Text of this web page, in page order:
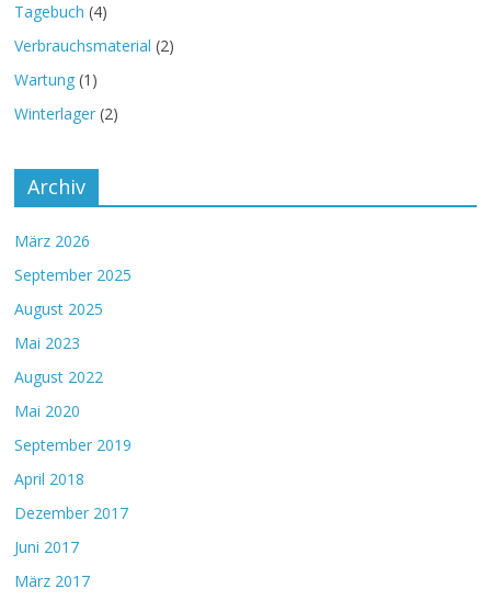
Tagebuch (4)
Verbrauchsmaterial (2)
Wartung (1)
Winterlager (2)
Archiv
März 2026
September 2025
August 2025
Mai 2023
August 2022
Mai 2020
September 2019
April 2018
Dezember 2017
Juni 2017
März 2017